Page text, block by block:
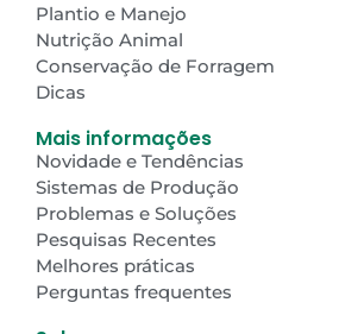
Plantio e Manejo
Nutrição Animal
Conservação de Forragem
Dicas
Mais informações
Novidade e Tendências
Sistemas de Produção
Problemas e Soluções
Pesquisas Recentes
Melhores práticas
Perguntas frequentes